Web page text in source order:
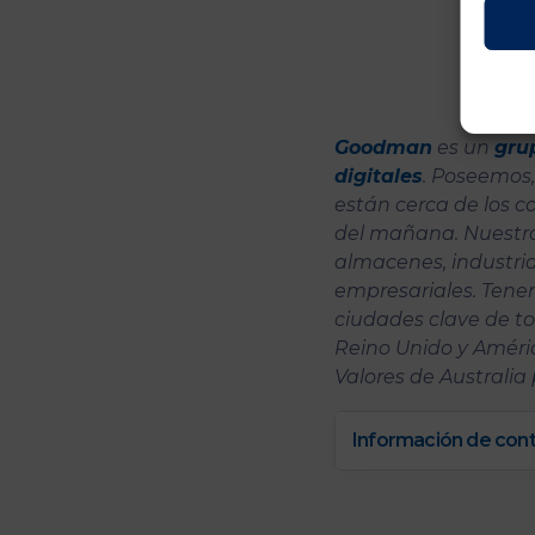
Goodman es un
digitales.
están cerca de los
del mañana.
almacenes,
empresariales.
ciudades clave de
Reino Unido y
Valores de
Información de